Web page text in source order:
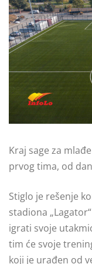
Kraj sage za
prvog tima, od
Stiglo je rešenje
stadiona
igrati svoje
tim će svoje
koji je urađen od